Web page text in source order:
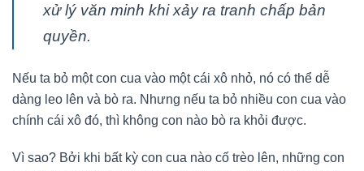
xử lý văn minh khi xảy ra tranh chấp bản
quyền.
Nếu ta bỏ một con cua vào một cái xô nhỏ, nó có thể dễ
dàng leo lên và bò ra. Nhưng nếu ta bỏ nhiều con cua vào
chính cái xô đó, thì không con nào bò ra khỏi được.
Vì sao? Bởi khi bất kỳ con cua nào cố trèo lên, những con